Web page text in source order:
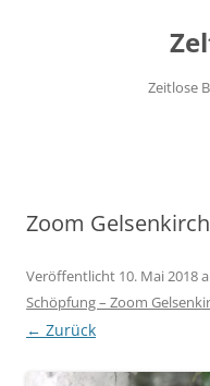
Zeitlose
Zoom
Veröffentlicht 10. Mai 2018
Schöpfung – Zoom
← Zurück